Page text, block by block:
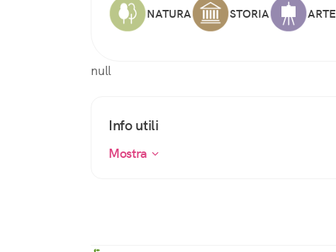
NATURA STORIA ARTE
null
Info utili
Mostra